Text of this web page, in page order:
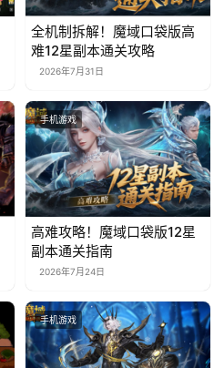
全机制拆解！魔域口袋版高
难12星副本通关攻略
2026年7月31日
手机游戏
高难攻略！魔域口袋版12星
副本通关指南
2026年7月24日
手机游戏